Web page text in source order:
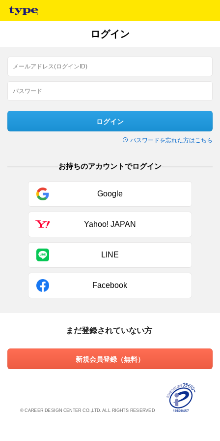
ログイン
ログイン
パスワードを忘れた方はこちら
お持ちのアカウントでログイン
Google
Yahoo! JAPAN
LINE
Facebook
まだ登録されていない方
新規会員登録（無料）
© CAREER DESIGN CENTER CO.,LTD. ALL RIGHTS RESERVED